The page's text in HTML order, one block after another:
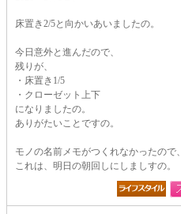
床置き2/5と向かいあいましたの。
今日意外と進んだので、
残りが、
・床置き1/5
・クローゼット上下
になりましたの。
ありがたいことですの。
モノの名前メモがつくれなかったので、
これは、明日の朝回しにしましすの。